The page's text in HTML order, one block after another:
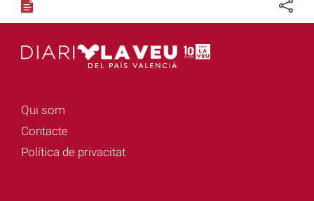
Qui som
Contacte
Política de privacitat